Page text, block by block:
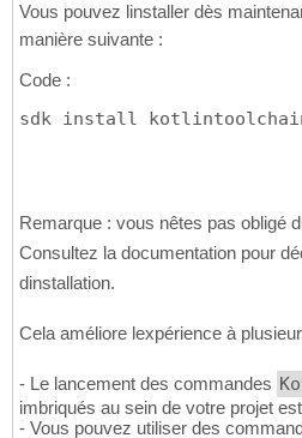
Vous pouvez linstaller dès
manière suivante :
Code :
sdk install
Remarque : vous nêtes pas obligé
Consultez la documentation pour
dinstallation.
Cela améliore lexpérience à
- Le lancement des commandes
imbriqués au sein de votre projet
- Vous pouvez utiliser des